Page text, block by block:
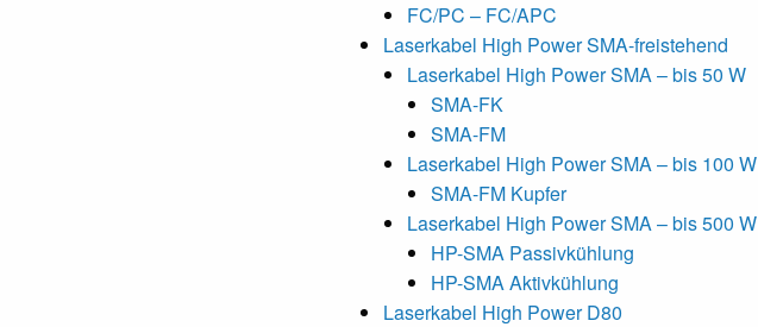
FC/PC – FC/APC
Laserkabel High Power SMA-freistehend
Laserkabel High Power SMA – bis 50 W
SMA-FK
SMA-FM
Laserkabel High Power SMA – bis 100 W
SMA-FM Kupfer
Laserkabel High Power SMA – bis 500 W
HP-SMA Passivkühlung
HP-SMA Aktivkühlung
Laserkabel High Power D80